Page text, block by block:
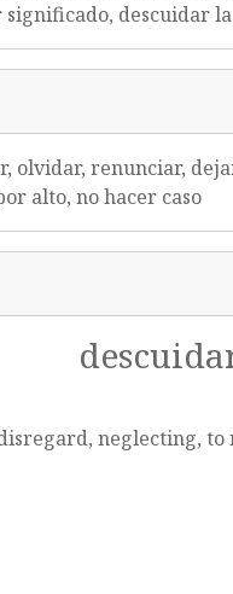
descuidar
olvidar, renunciar,
alto, no hacer caso
neglecting, to